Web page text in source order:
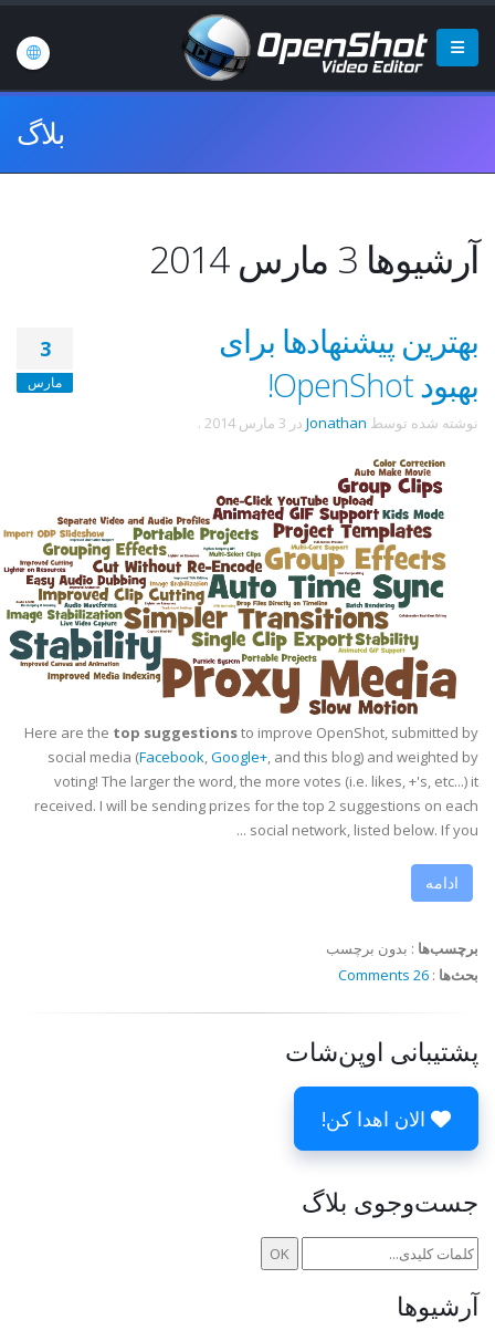
بلاگ
آرشیوها 3 مارس 2014
3
مارس
بهترین پیشنهادها برای
بهبود OpenShot!
نوشته شده توسط Jonathan در 3 مارس 2014 .
Here are the top suggestionsto improve OpenShot, submitted by
social media (Facebook,Google+, and this blog) and weighted by
voting! The larger the word, the more votes (i.e. likes, +'s, etc...) it
received. I will be sending prizes for the top 2 suggestions on each
social network, listed below. If you ...
ادامه
برچسب‌ها : بدون برچسب
بحث‌ها :
26 Comments
پشتیبانی اوپن‌شات
الان اهدا کن!
جست‌وجوی بلاگ
آرشیوها